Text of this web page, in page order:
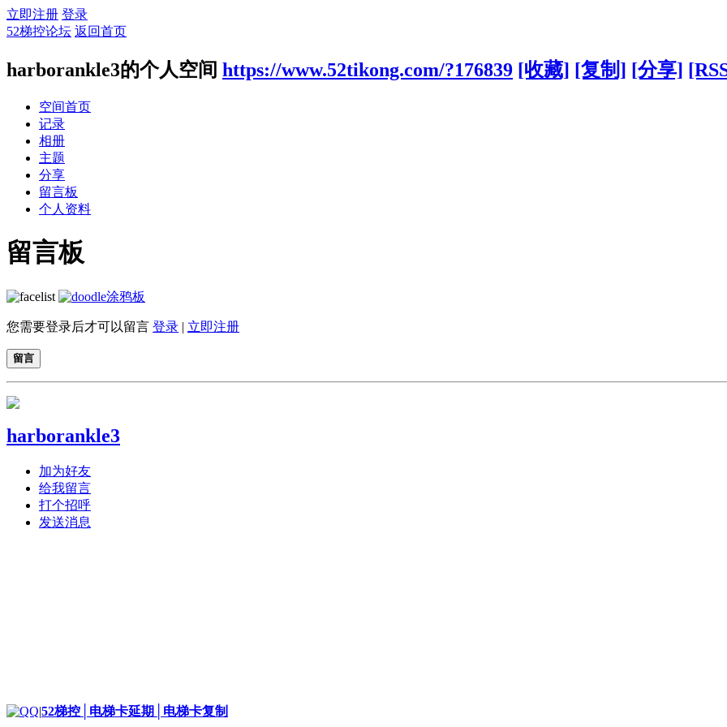
立即注册 登录
52梯控论坛 返回首页
harborankle3的个人空间 https://www.52tikong.com/?176839 [收藏] [复制] [分享]
空间首页
记录
相册
主题
分享
留言板
个人资料
留言板
涂鸦板
您需要登录后才可以留言 登录 | 立即注册
留言
harborankle3
加为好友
给我留言
打个招呼
发送消息
|52梯控│电梯卡延期│电梯卡复制